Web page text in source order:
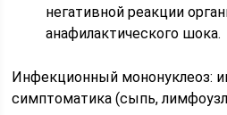
негативной реакции
анафилактического шока.
Инфекционный мононуклеоз:
симптоматика (сыпь,